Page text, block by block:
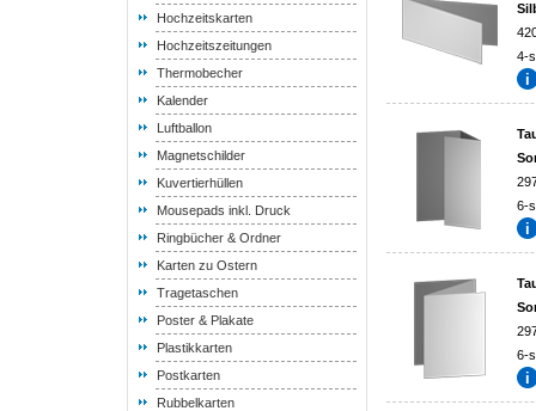
Hochzeitskarten
Hochzeitszeitungen
Thermobecher
Kalender
Luftballon
Magnetschilder
Kuvertierhüllen
Mousepads inkl. Druck
Ringbücher & Ordner
Karten zu Ostern
Tragetaschen
Poster & Plakate
Plastikkarten
Postkarten
Rubbelkarten
4-
6-
6-